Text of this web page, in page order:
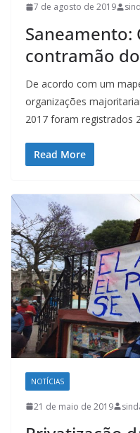
7 de agosto de 2019
Saneamento:
contramão
De acordo com um
organizações
2017 foram registrados
Read More
NOTÍCIAS
21 de maio de 2019